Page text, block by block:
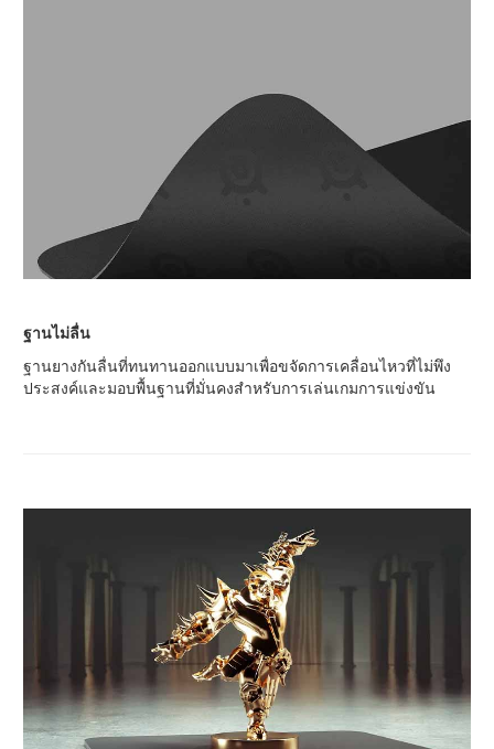
ฐานไม่ลื่น
ฐานยางกันลื่นที่ทนทานออกแบบมาเพื่อขจัดการเคลื่อนไหวที่ไม่พึง
ประสงค์และมอบพื้นฐานที่มั่นคงสำหรับการเล่นเกมการแข่งขัน